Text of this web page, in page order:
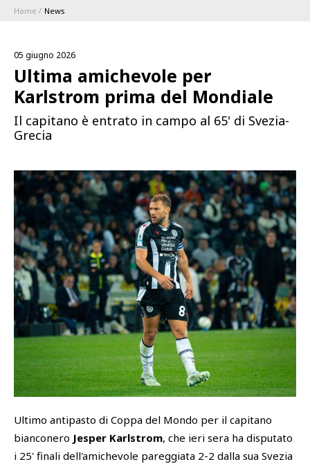
1896 MEMBERSHIP PROGRAM
STAGIONE
Serie A
Coppa Italia
Calendari e Risultati
Classifiche
Academy
Cattedra Universidad Europea
Esports
BLUENERGY STADIUM
MEETING CENTER
SPONSOR
SQUADRE
SHOP
PHOTOGALLERY
Home News
05 giugno 2026
Ultima amichevole per
Karlstrom prima del Mondiale
Il capitano è entrato in campo al 65' di Svezia-
Grecia
Ultimo antipasto di Coppa del Mondo per il capitano
bianconero Jesper Karlstrom, che ieri sera ha disputato
i 25' finali dell'amichevole pareggiata 2-2 dalla sua Svezia